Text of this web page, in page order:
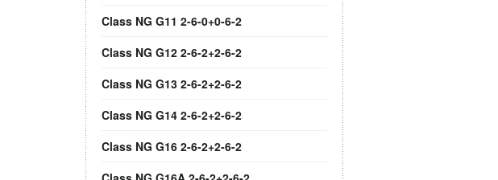
Class NG G11 2-6-0+0-6-2
Class NG G12 2-6-2+2-6-2
Class NG G13 2-6-2+2-6-2
Class NG G14 2-6-2+2-6-2
Class NG G16 2-6-2+2-6-2